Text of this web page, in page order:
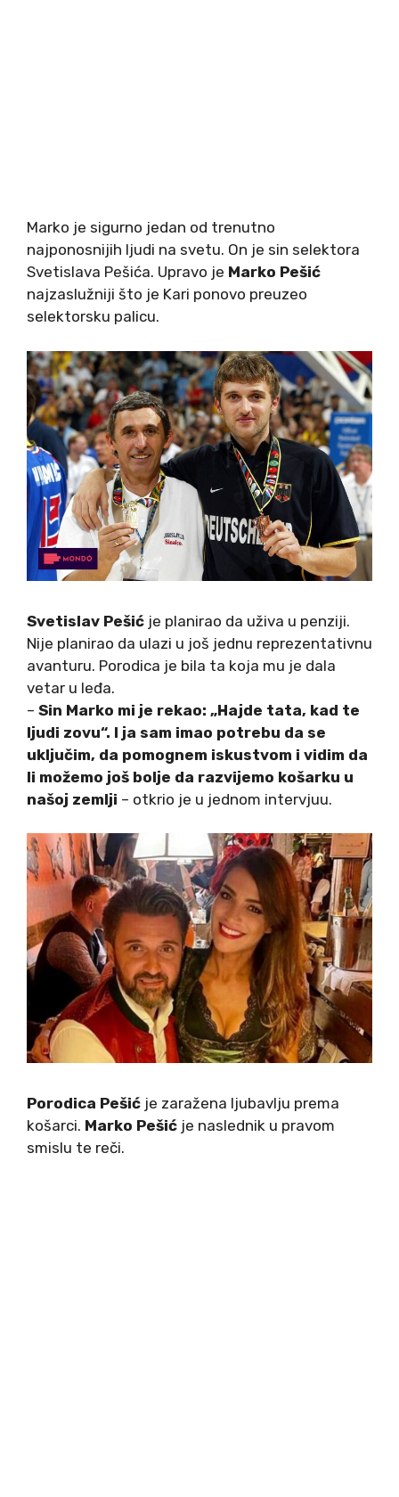
Marko je sigurno jedan od trenutno
najponosnijih ljudi na svetu. On je sin selektora
Svetislava Pešića. Upravo je Marko Pešić
najzaslužniji što je Kari ponovo preuzeo
selektorsku palicu.
Svetislav Pešić je planirao da uživa u penziji.
Nije planirao da ulazi u još jednu reprezentativnu
avanturu. Porodica je bila ta koja mu je dala
vetar u leđa.
– Sin Marko mi je rekao: „Hajde tata, kad te
ljudi zovu“. I ja sam imao potrebu da se
uključim, da pomognem iskustvom i vidim da
li možemo još bolje da razvijemo košarku u
našoj zemlji – otkrio je u jednom intervjuu.
Porodica Pešić je zaražena ljubavlju prema
košarci. Marko Pešić je naslednik u pravom
smislu te reči.